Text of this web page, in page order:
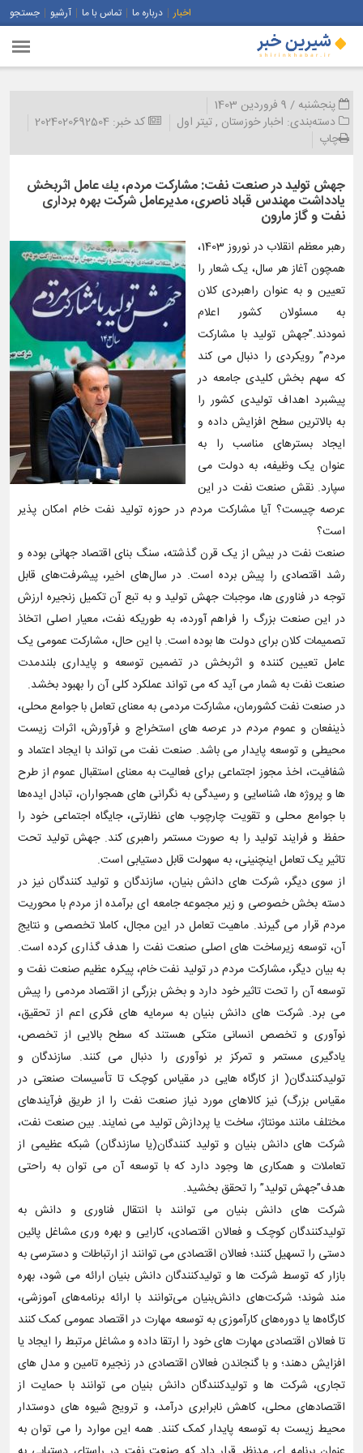
اخبار درباره ما تماس با ما آرشیو جستجو
پنجشنبه / 9 فروردین 1403
دسته‌بندی: اخبار خوزستان ,تیتر اول کد خبر: 2024020692504
چاپ
جهش تولید در صنعت نفت: مشاركت مردم، یك عامل اثربخش
یادداشت مهندس قباد ناصری، مدیرعامل شرکت بهره برداری
نفت و گاز مارون
رهبر معظم انقلاب در نوروز 1403،
همچون آغاز هر سال، یک شعار را
تعیین و به عنوان راهبردی کلان
به مسئولان کشور اعلام
نمودند.”جهش تولید با مشارکت
مردم” رویکردی را دنبال می کند
که سهم بخش کلیدی جامعه در
پیشبرد اهداف تولیدی کشور را
به بالاترین سطح افزایش داده و
ایجاد بسترهای مناسب را به
عنوان یک وظیفه، به دولت می
سپارد. نقش صنعت نفت در این
عرصه چیست؟ آیا مشارکت مردم در حوزه تولید نفت خام امکان پذیر
است؟
صنعت نفت در بیش از یک قرن گذشته، سنگ بنای اقتصاد جهانی بوده و
رشد اقتصادی را پیش برده است. در سال‌های اخیر، پیشرفت‌های قابل
توجه در فناوری ها، موجبات جهش تولید و به تبع آن تکمیل زنجیره ارزش
در این صنعت بزرگ را فراهم آورده، به طوریکه نفت، معیار اصلی اتخاذ
تصمیمات کلان برای دولت ها بوده است. با این حال، مشارکت عمومی یک
عامل تعیین کننده و اثربخش در تضمین توسعه و پایداری بلندمدت
صنعت نفت به شمار می آید که می تواند عملکرد کلی آن را بهبود بخشد.
در صنعت نفت کشورمان، مشارکت مردمی به معنای تعامل با جوامع محلی،
ذینفعان و عموم مردم در عرصه های استخراج و فرآورش، اثرات زیست
محیطی و توسعه پایدار می باشد. صنعت نفت می تواند با ایجاد اعتماد و
شفافیت، اخذ مجوز اجتماعی برای فعالیت به معنای استقبال عموم از طرح
ها و پروژه ها، شناسایی و رسیدگی به نگرانی های همجواران، تبادل ایده‌ها
با جوامع محلی و تقویت چارچوب های نظارتی، جایگاه اجتماعی خود را
حفظ و فرایند تولید را به صورت مستمر راهبری کند. جهش تولید تحت
تاثیر یک تعامل اینچنینی، به سهولت قابل دستیابی است.
از سوی دیگر، شرکت های دانش بنیان، سازندگان و تولید کنندگان نیز در
دسته بخش خصوصی و زیر مجموعه جامعه ای برآمده از مردم با محوریت
مردم قرار می گیرند. ماهیت تعامل در این مجال، کاملا تخصصی و نتایج
آن، توسعه زیرساخت های اصلی صنعت نفت را هدف گذاری کرده است.
به بیان دیگر، مشارکت مردم در تولید نفت خام، پیکره عظیم صنعت نفت و
توسعه آن را تحت تاثیر خود دارد و بخش بزرگی از اقتصاد مردمی را پیش
می برد. شرکت های دانش بنیان به سرمایه های فکری اعم از تحقیق،
نوآوری و تخصص انسانی متکی هستند که سطح بالایی از تخصص،
یادگیری مستمر و تمرکز بر نوآوری را دنبال می کنند. سازندگان و
تولیدکنندگان( از کارگاه هایی در مقیاس کوچک تا تأسیسات صنعتی در
مقیاس بزرگ) نیز کالاهای مورد نیاز صنعت نفت را از طریق فرآیندهای
مختلف مانند مونتاژ، ساخت یا پردازش تولید می نمایند. بین صنعت نفت،
شرکت های دانش بنیان و تولید کنندگان(یا سازندگان) شبکه عظیمی از
تعاملات و همکاری ها وجود دارد که با توسعه آن می توان به راحتی
هدف”جهش تولید” را تحقق بخشید.
شرکت های دانش بنیان می توانند با انتقال فناوری و دانش به
تولیدکنندگان کوچک و فعالان اقتصادی، کارایی و بهره وری مشاغل پائین
دستی را تسهیل کنند؛ فعالان اقتصادی می توانند از ارتباطات و دسترسی به
بازار که توسط شرکت ها و تولیدکنندگان دانش بنیان ارائه می شود، بهره
مند شوند؛ شرکت‌های دانش‌بنیان می‌توانند با ارائه برنامه‌های آموزشی،
کارگاه‌ها یا دوره‌های کارآموزی به توسعه مهارت در اقتصاد عمومی کمک کنند
تا فعالان اقتصادی مهارت های خود را ارتقا داده و مشاغل مرتبط را ایجاد یا
افزایش دهند؛ و با گنجاندن فعالان اقتصادی در زنجیره تامین و مدل های
تجاری، شرکت ها و تولیدکنندگان دانش بنیان می توانند با حمایت از
اقتصادهای محلی، کاهش نابرابری درآمد، و ترویج شیوه های دوستدار
محیط زیست به توسعه پایدار کمک کنند. همه این موارد را می توان به